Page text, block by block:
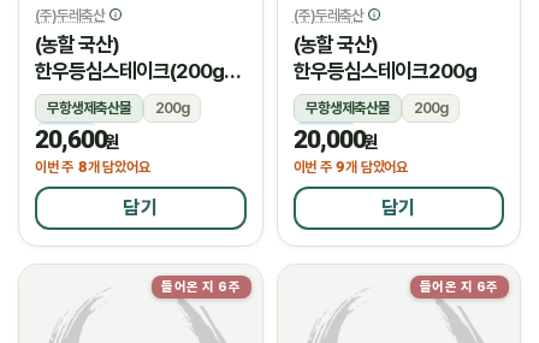
(주)두레축산
(농할 국산)
한우등심스테이크(200g/
암소)
무항생제축산물
200g
냉장
20,600원
이번 주 8개 담았어요
담기
(주)두레축산
(농할 국산)
한우등심스테이크200g
무항생제축산물
200g
냉장
20,000원
이번 주 9개 담았어요
담기
들어온 지 6주 들어온 지 6주